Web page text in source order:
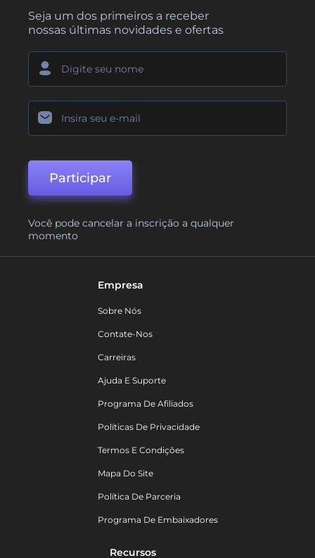
Seja um dos primeiros a receber
nossas últimas novidades e ofertas
Participar
Você pode cancelar a inscrição a qualquer
momento
Empresa
Sobre Nós
Contate-Nos
Carreiras
Ajuda E Suporte
Programa De Afiliados
Políticas De Privacidade
Termos E Condições
Mapa Do Site
Política De Parceria
Programa De Embaixadores
Recursos